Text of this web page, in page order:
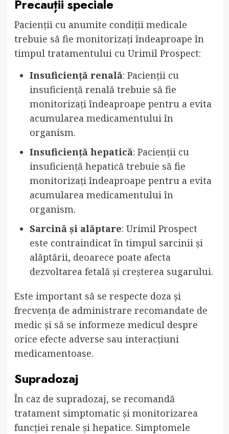
Precauții speciale
Pacienții cu anumite condiții medicale
trebuie să fie monitorizați îndeaproape în
timpul tratamentului cu Urimil Prospect:
Insuficiență renală: Pacienții cu
insuficiență renală trebuie să fie
monitorizați îndeaproape pentru a evita
acumularea medicamentului în
organism.
Insuficiență hepatică: Pacienții cu
insuficiență hepatică trebuie să fie
monitorizați îndeaproape pentru a evita
acumularea medicamentului în
organism.
Sarcină și alăptare: Urimil Prospect
este contraindicat în timpul sarcinii și
alăptării, deoarece poate afecta
dezvoltarea fetală și creșterea sugarului.
Este important să se respecte doza și
frecvența de administrare recomandate de
medic și să se informeze medicul despre
orice efecte adverse sau interacțiuni
medicamentoase.
Supradozaj
În caz de supradozaj, se recomandă
tratament simptomatic și monitorizarea
funcției renale și hepatice. Simptomele